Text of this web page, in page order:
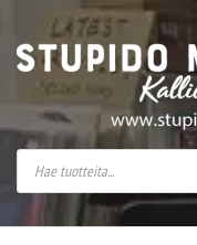
Stupido Market